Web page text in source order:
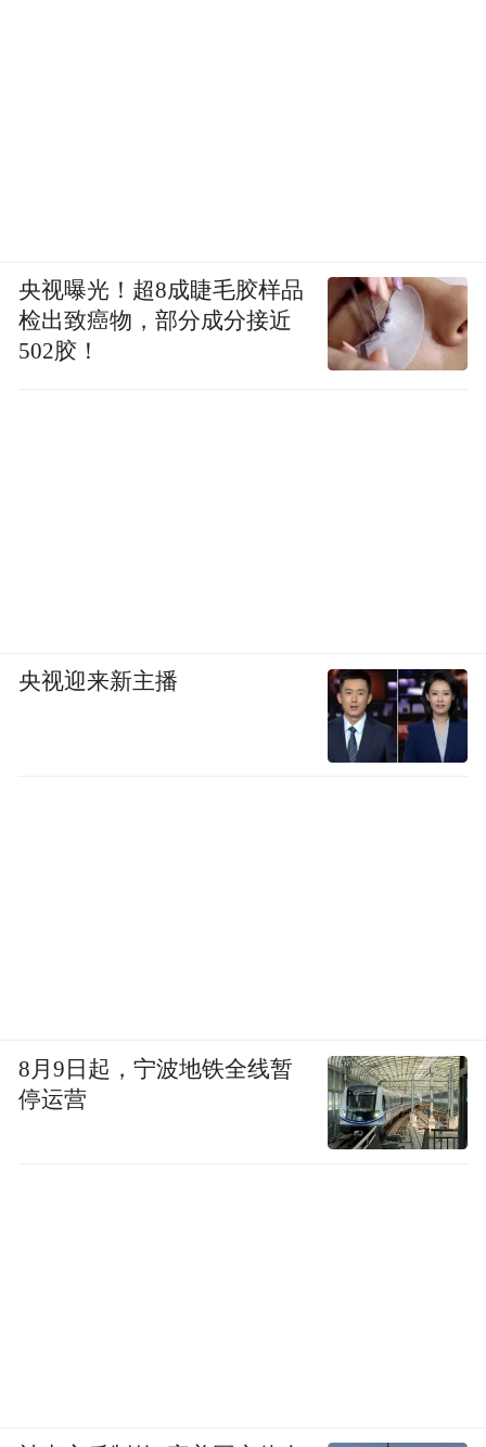
央视曝光！超8成睫毛胶样品
检出致癌物，部分成分接近
502胶！
央视迎来新主播
8月9日起，宁波地铁全线暂
停运营